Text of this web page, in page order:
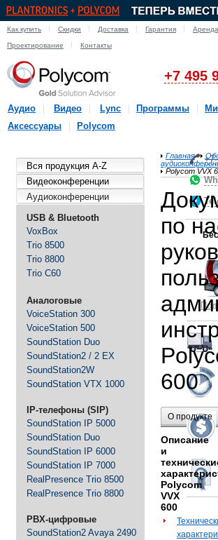
Как купить Скидки Доставка Гарантия Аренда
Проектирование Контакты
+7 495
Аудио
Видео Lync Программы
Аксессуары
Polycom
Вся продукция A-Z
Видеоконференции
Аудиоконференции
USB & Bluetooth
VoxBox
Trio 8500
Trio 8800
Trio C60
Аналоговые
VoiceStation 300
VoiceStation 500
SoundStation Duo
SoundStation2 / 2 EX
SoundStation2W
SoundStation VTX 1000
IP-телефоны (SIP)
SoundStation IP 5000
SoundStation Duo
SoundStation IP 6000
SoundStation IP 7000
RealPresence Trio 8500
RealPresence Trio 8800
PBX-цифровые
SoundStation2 Avaya 2490
Главная
Polycom VVX
по
600
О продукте
Описание
и
Polycom
VVX
600